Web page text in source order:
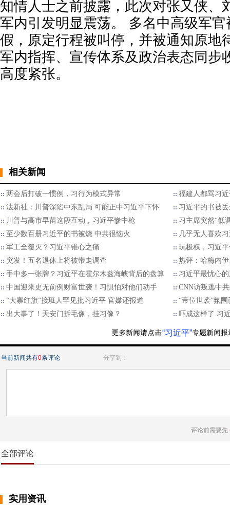
知情人士之前披露，此次对张又侠、
军内引发明显震荡。 多名中高级军
假，原定行程被叫停，并被通知原地
军内指挥、宣传体系及政治表态同步
高度紧张。
相关新闻
两会后打破一惯例，习行为模式异常
福建人都骂习
法新社：川普深陷中东乱局 可能正中习近平下怀
习近平的书被
川普与高市早苗这段互动，习近平惨中枪
习主席突然“低
至少数百册习近平的书被烧 中共很恼火
几乎无人喜欢
军工全覆灭？习近平锥心之痛
玩极权，习近
突发！五名退休上将被带走调查
热评：哈梅内
手中多一张牌？习近平在霍尔木兹海峡背后的盘算
习近平最忧心
中国迎来史无前例财富世袭！习惧怕对他们动手
CNN访叛逃中
“大寨红旗”接班人罕见批习近平 官媒还报道
“帝位世袭”氛
出大事了！天安门拆毛像，挂习像？
吓成这样了 习
“习近平”
当前新闻共有0条评论 分享到：
评论前需要先
全部评论
实用资讯